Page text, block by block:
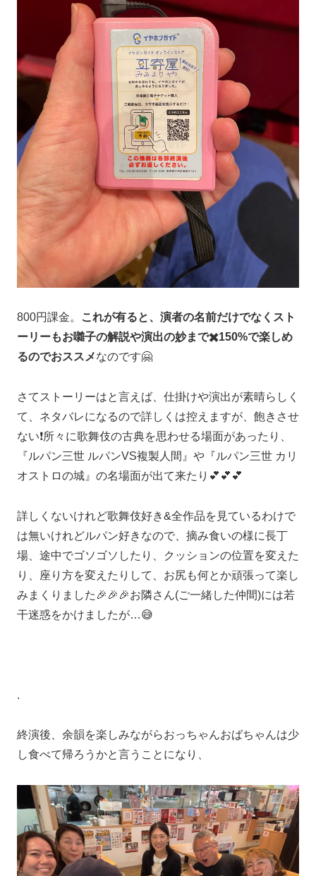
800円課金。
これが有ると、演者の名前だけでなくスト
ーリーもお囃子の解説や演出の妙まで✖️150%で楽しめ
るのでおススメなのです🤗
さてストーリーはと言えば、仕掛けや演出が素晴らしく
て、ネタバレになるので詳しくは控えますが、飽きさせ
ない❗️所々に歌舞伎の古典を思わせる場面があったり、
『ルパン三世 ルパンVS複製人間』や『ルパン三世 カリ
オストロの城』の名場面が出て来たり💕💕💕
詳しくないけれど歌舞伎好き&全作品を見ているわけで
は無いけれどルパン好きなので、摘み食いの様に長丁
場、途中でゴソゴソしたり、クッションの位置を変えた
り、座り方を変えたりして、お尻も何とか頑張って楽し
みまくりました🎉🎉🎉お隣さん(ご一緒した仲間)には若
干迷惑をかけましたが…😅
.
終演後、余韻を楽しみながらおっちゃんおばちゃんは少
し食べて帰ろうかと言うことになり、